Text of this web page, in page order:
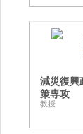
減災復興
策専攻
教授